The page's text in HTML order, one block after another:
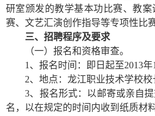
研室颁发的教学基本功比赛、教
赛、文艺汇演创作指导等专项性比
三、招聘程序及要求
（一）报名和资格审查。
1 、报名时间：即日起至2013年
2、地点：龙江职业技术学校校
3、报名形式：以邮寄或亲自
名，以在规定的时间内收到纸质材